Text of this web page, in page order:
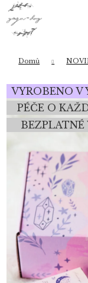
Přejít
obsah
Domů
VYROBENO V
PÉČE O
BEZPLATNÉ
K
o
Zpět
Zpět